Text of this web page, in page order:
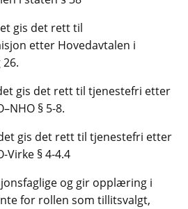
gis det rett til
etter Hovedavtalen i
gis det rett til tjenestefri etter
§ 5-8.
gis det rett til tjenestefri etter
Virke § 4-4.4
og gir opplæring i
for rollen som tillitsvalgt,